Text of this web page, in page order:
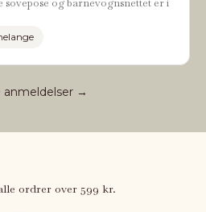
sovepose og barnevognsnettet er i
anmeldelser →
ordrer over 599 kr.